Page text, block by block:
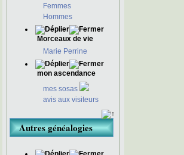
Femmes
Hommes
Morceaux de vie
Marie Perrine
mon ascendance
mes sosas
avis aux visiteurs
Autres généalogies